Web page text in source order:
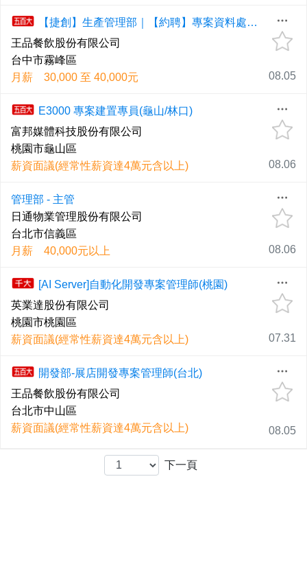
【捷創】生產管理部｜【約聘】專案資料處理專員 (台中霧峰)
王品餐飲股份有限公司
台中市霧峰區
月薪 30,000 至 40,000元
08.05
E3000 專案建置專員(龜山/林口)
富邦媒體科技股份有限公司
桃園市龜山區
薪資面議(經常性薪資達4萬元含以上)
08.06
管理部 - 主管
日通物業管理股份有限公司
台北市信義區
月薪 40,000元以上
08.06
[AI Server]自動化開發專案管理師(桃園)
英業達股份有限公司
桃園市桃園區
薪資面議(經常性薪資達4萬元含以上)
07.31
開發部-展店開發專案管理師(台北)
王品餐飲股份有限公司
台北市中山區
薪資面議(經常性薪資達4萬元含以上)
08.05
下一頁